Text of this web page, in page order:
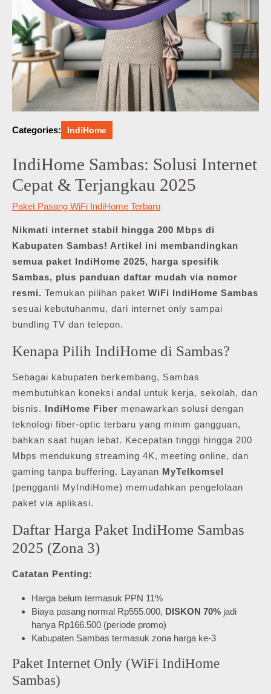
Categories: IndiHome
IndiHome Sambas: Solusi Internet
Cepat & Terjangkau 2025
Paket Pasang WiFi IndiHome Terbaru
Nikmati internet stabil hingga 200 Mbps di
Kabupaten Sambas! Artikel ini membandingkan
semua paket IndiHome 2025, harga spesifik
Sambas, plus panduan daftar mudah via nomor
resmi. Temukan pilihan paket WiFi IndiHome Sambas
sesuai kebutuhanmu, dari internet only sampai
bundling TV dan telepon.
Kenapa Pilih IndiHome di Sambas?
Sebagai kabupaten berkembang, Sambas
membutuhkan koneksi andal untuk kerja, sekolah, dan
bisnis. IndiHome Fiber menawarkan solusi dengan
teknologi fiber-optic terbaru yang minim gangguan,
bahkan saat hujan lebat. Kecepatan tinggi hingga 200
Mbps mendukung streaming 4K, meeting online, dan
gaming tanpa buffering. Layanan MyTelkomsel
(pengganti MyIndiHome) memudahkan pengelolaan
paket via aplikasi.
Daftar Harga Paket IndiHome Sambas
2025 (Zona 3)
Catatan Penting:
Harga belum termasuk PPN 11%
Biaya pasang normal Rp555.000, DISKON 70% jadi
hanya Rp166.500 (periode promo)
Kabupaten Sambas termasuk zona harga ke-3
Paket Internet Only (WiFi IndiHome
Sambas)